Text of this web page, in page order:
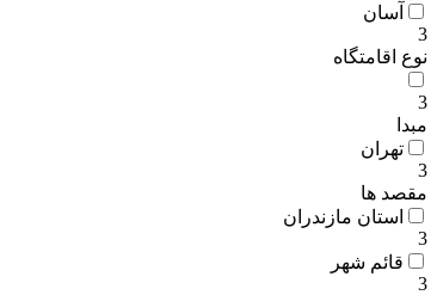
آسان
3
نوع اقامتگاه
3
مبدا
تهران
3
مقصد ها
استان مازندران
3
قائم شهر
3